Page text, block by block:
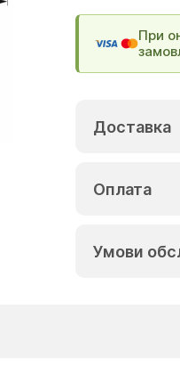
При
Доставка
Оплата
Умови